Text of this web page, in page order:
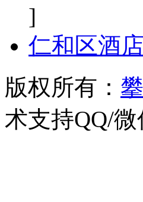
]
仁和区酒
版权所有：
术支持QQ/微